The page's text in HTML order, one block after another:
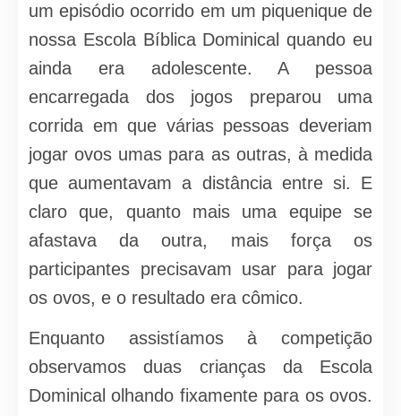
um episódio ocorrido em um piquenique de
nossa Escola Bíblica Dominical quando eu
ainda era adolescente. A pessoa
encarregada dos jogos preparou uma
corrida em que várias pessoas deveriam
jogar ovos umas para as outras, à medida
que aumentavam a distância entre si. E
claro que, quanto mais uma equipe se
afastava da outra, mais força os
participantes precisavam usar para jogar
os ovos, e o resultado era cômico.
Enquanto assistíamos à competição
observamos duas crianças da Escola
Dominical olhando fixamente para os ovos.